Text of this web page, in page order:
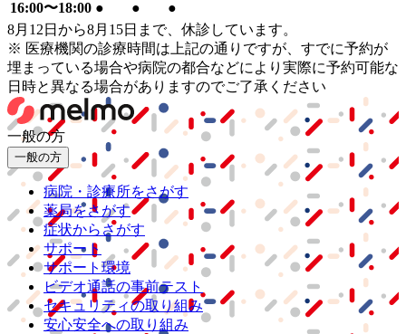
16:00〜18:00 ● ●
●
8月12日から8月15日まで、休診しています。
※ 医療機関の診療時間は上記の通りですが、すでに予約が
埋まっている場合や病院の都合などにより実際に予約可能な
日時と異なる場合がありますのでご了承ください
一般の方
一般の方
病院・診療所をさがす
薬局をさがす
症状からさがす
サポート
サポート環境
ビデオ通話の事前テスト
セキュリティの取り組み
安心安全への取り組み